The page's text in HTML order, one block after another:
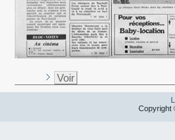
Voir
Copyright